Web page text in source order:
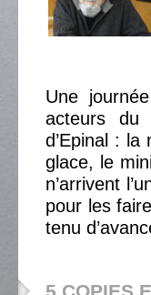
Une
acteurs du
d’Epinal :
glace, le
n’arrivent
pour les
tenu